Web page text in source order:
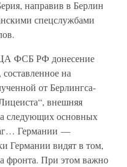
направив в Берлин
спецслужбами
ФСБ РФ донесение
на
от Берлингса-
внешняя
следующих основных
Германии —
Германии видят в том,
фронта. При этом важно